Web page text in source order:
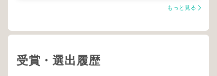
もっと見る
受賞・選出履歴